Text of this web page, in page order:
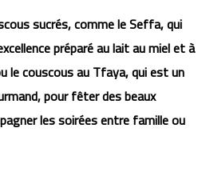
sucrés, comme le Seffa, qui
préparé au lait au miel et à
le couscous au Tfaya, qui est un
pour fêter des beaux
les soirées entre famille ou